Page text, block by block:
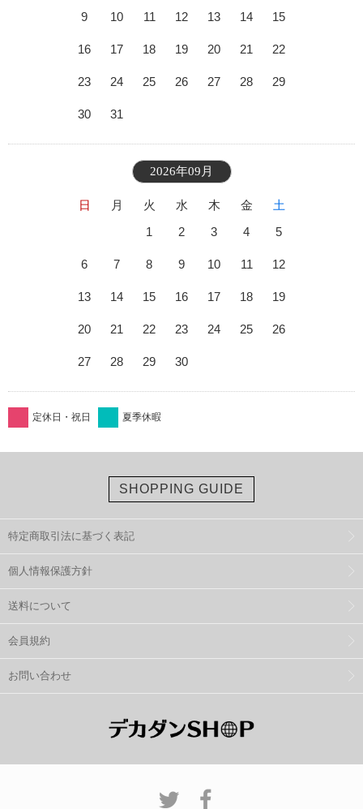
9 10 11 12 13 14 15
16 17 18 19 20 21 22
23 24 25 26 27 28 29
30 31
2026年09月
日 月 火 水 木 金
土
1
2 3 4 5
6 7 8 9 10 11 12
13 14 15 16 17 18 19
20 21 22 23 24 25 26
27 28 29 30
定休日・祝日 夏季休暇
SHOPPING GUIDE
特定商取引法に基づく表記
個人情報保護方針
送料について
会員規約
お問い合わせ